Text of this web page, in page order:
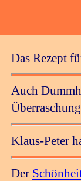
Das Rezept
Auch
Klaus-Peter
Der